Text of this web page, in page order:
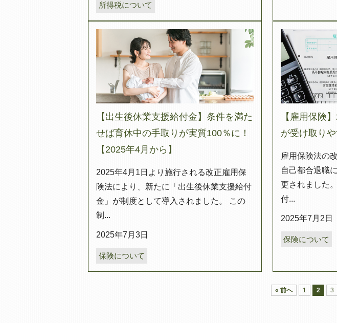
所得税について
【出生後休業支援給付金】条件を満た
せば育休中の手取りが実質100％に！
【2025年4月から】
2025年4月1日より施行される改正雇用保
険法により、新たに「出生後休業支援給付
金」が制度として導入されました。 この
制...
2025年7月3日
保険について
【雇用保険
が受け取り
雇用保険法の
自己都合退職
更されました
付...
2025年7月2日
保険について
« 前へ 1 2 3